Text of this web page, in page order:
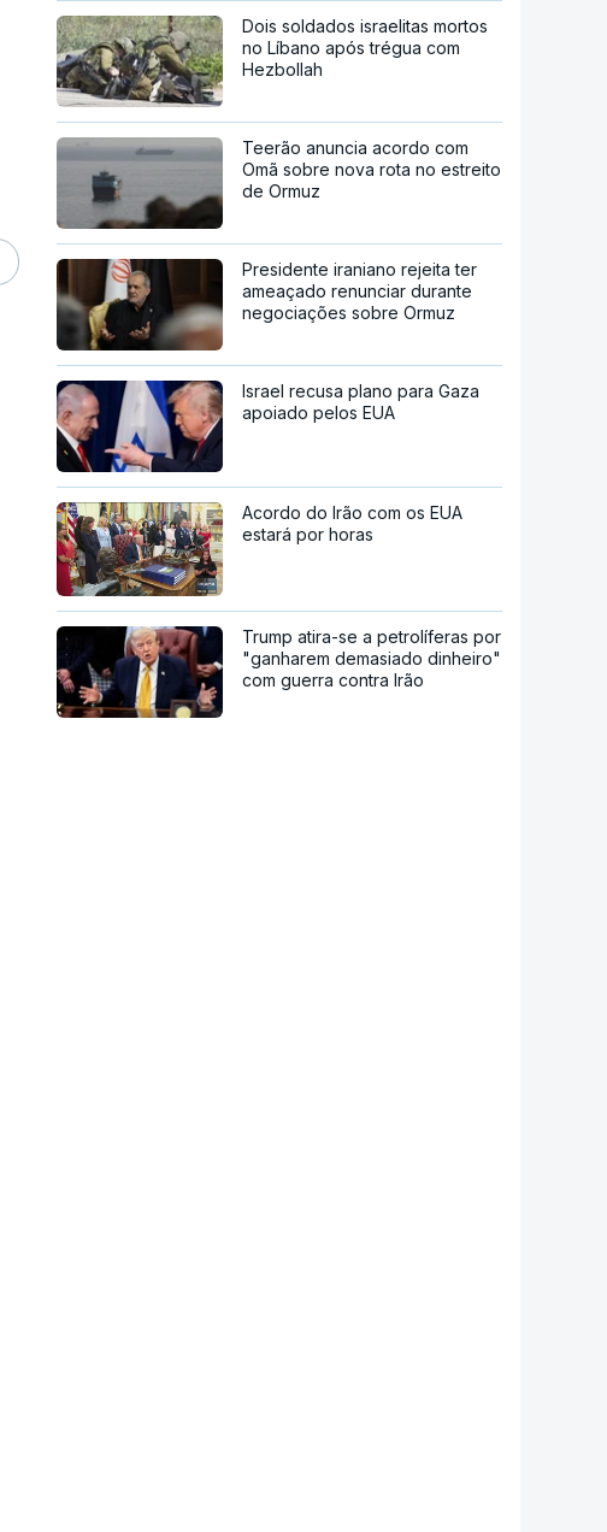
Dois soldados israelitas mortos
no Líbano após trégua com
Hezbollah
Teerão anuncia acordo com
Omã sobre nova rota no estreito
de Ormuz
Presidente iraniano rejeita ter
ameaçado renunciar durante
negociações sobre Ormuz
Israel recusa plano para Gaza
apoiado pelos EUA
Acordo do Irão com os EUA
estará por horas
Trump atira-se a petrolíferas por
"ganharem demasiado dinheiro"
com guerra contra Irão